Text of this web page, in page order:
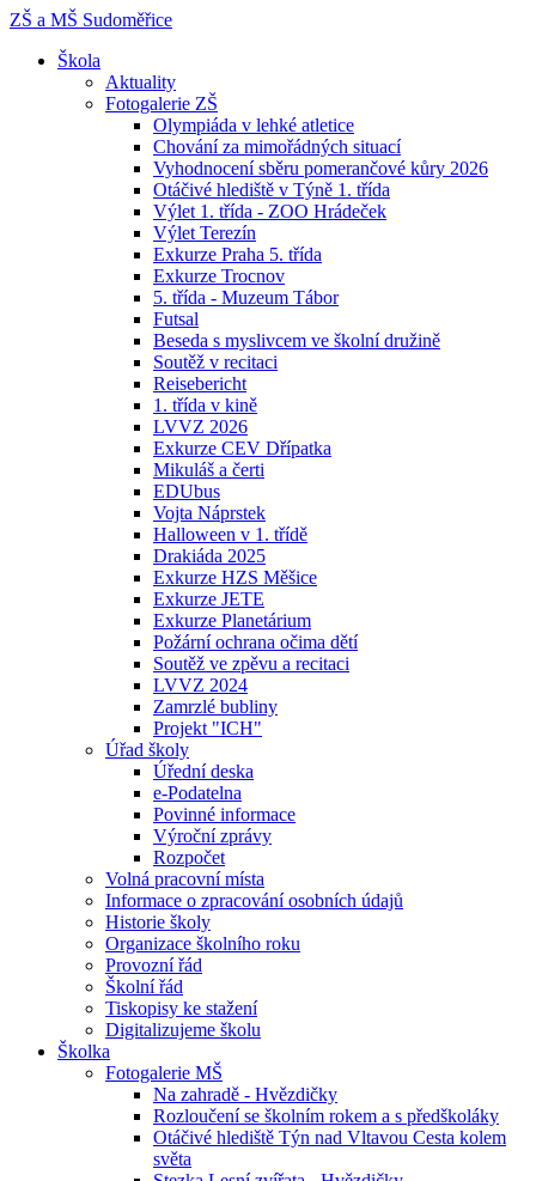
ZŠ a MŠ Sudoměřice
Škola
Aktuality
Fotogalerie ZŠ
Olympiáda v lehké atletice
Chování za mimořádných situací
Vyhodnocení sběru pomerančové kůry 2026
Otáčivé hlediště v Týně 1. třída
Výlet 1. třída - ZOO Hrádeček
Výlet Terezín
Exkurze Praha 5. třída
Exkurze Trocnov
5. třída - Muzeum Tábor
Futsal
Beseda s myslivcem ve školní družině
Soutěž v recitaci
Reisebericht
1. třída v kině
LVVZ 2026
Exkurze CEV Dřípatka
Mikuláš a čerti
EDUbus
Vojta Náprstek
Halloween v 1. třídě
Drakiáda 2025
Exkurze HZS Měšice
Exkurze JETE
Exkurze Planetárium
Požární ochrana očima dětí
Soutěž ve zpěvu a recitaci
LVVZ 2024
Zamrzlé bubliny
Projekt "ICH"
Úřad školy
Úřední deska
e-Podatelna
Povinné informace
Výroční zprávy
Rozpočet
Volná pracovní místa
Informace o zpracování osobních údajů
Historie školy
Organizace školního roku
Provozní řád
Školní řád
Tiskopisy ke stažení
Digitalizujeme školu
Školka
Fotogalerie MŠ
Na zahradě - Hvězdičky
Rozloučení se školním rokem a s předškoláky
Otáčivé hlediště Týn nad Vltavou Cesta kolem
světa